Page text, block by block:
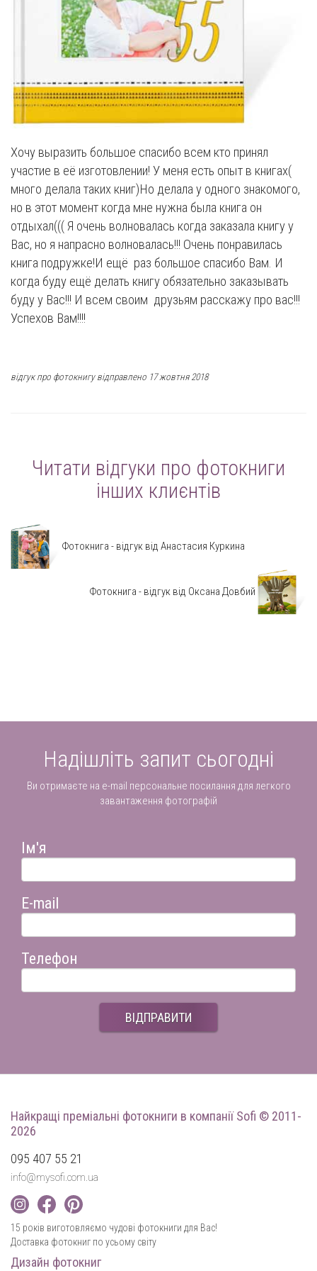
Хочу выразить большое спасибо всем кто принял
участие в её изготовлении! У меня есть опыт в книгах(
много делала таких книг)Но делала у одного знакомого,
но в этот момент когда мне нужна была книга он
отдыхал((( Я очень волновалась когда заказала книгу у
Вас, но я напрасно волновалась!!! Очень понравилась
книга подружке!И ещё раз большое спасибо Вам. И
когда буду ещё делать книгу обязательно заказывать
буду у Вас!!! И всем своим друзьям расскажу про вас!!!
Успехов Вам!!!!
відгук про фотокнигу відправлено 17 жовтня 2018
Читати відгуки про фотокниги
інших клиєнтів
Фотокнига - відгук від Анастасия Куркина
Фотокнига - відгук від Оксана Довбий
Надішліть запит сьогодні
Ви отримаєте на e-mail персональне посилання для легкого
завантаження фотографій
Ім'я
E-mail
Телефон
ВІДПРАВИТИ
Найкращі преміальні фотокниги в компанії Sofi © 2011-
2026
095 407 55 21
info@mysofi.com.ua
15 років виготовляємо чудові фотокниги для Вас!
Доставка фотокниг по усьому світу
Дизайн фотокниг